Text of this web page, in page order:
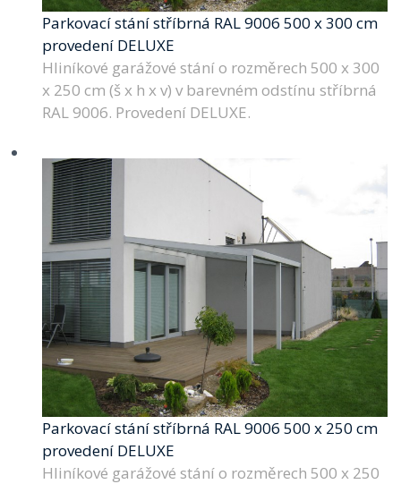
Parkovací stání stříbrná RAL 9006 500 x 300 cm
provedení DELUXE
Hliníkové garážové stání o rozměrech 500 x 300
x 250 cm (š x h x v) v barevném odstínu stříbrná
RAL 9006. Provedení DELUXE.
Parkovací stání stříbrná RAL 9006 500 x 250 cm
provedení DELUXE
Hliníkové garážové stání o rozměrech 500 x 250